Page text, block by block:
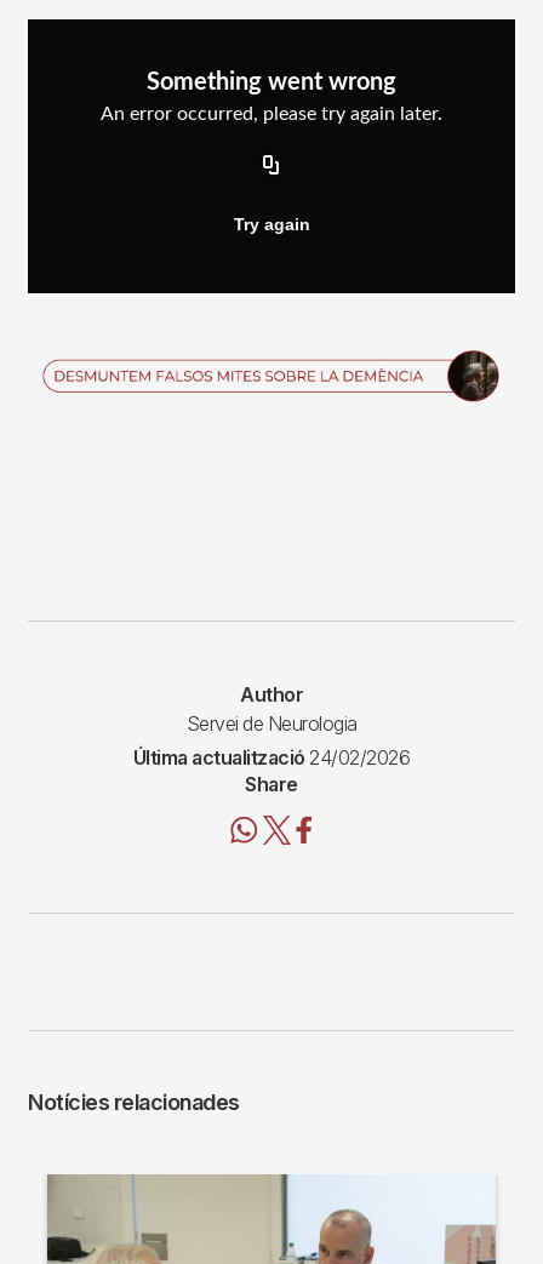
Imagen
Author
Servei de Neurologia
Última actualització 24/02/2026
Share
Notícies relacionades